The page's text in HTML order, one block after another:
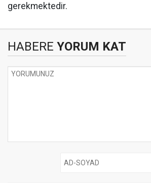
gerekmektedir.
HABERE YORUM KAT